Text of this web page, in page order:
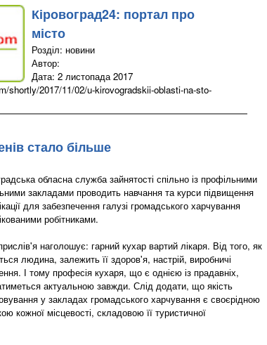
Кіровоград24: портал про
місто
Розділ: новини
Автор:
Дата: 2 листопада 2017
shortly/2017/11/02/u-kirovogradskii-oblasti-na-sto-
стало більше
обласна служба зайнятості спільно із профільними
закладами проводить навчання та курси підвищення
для забезпечення галузі громадського харчування
робітниками.
наголошує: гарний кухар вартий лікаря. Від того, як
людина, залежить її здоров'я, настрій, виробничі
І тому професія кухаря, що є однією із прадавніх,
актуальною завжди. Слід додати, що якість
у закладах громадського харчування є своєрідною
кожної місцевості, складовою її туристичної